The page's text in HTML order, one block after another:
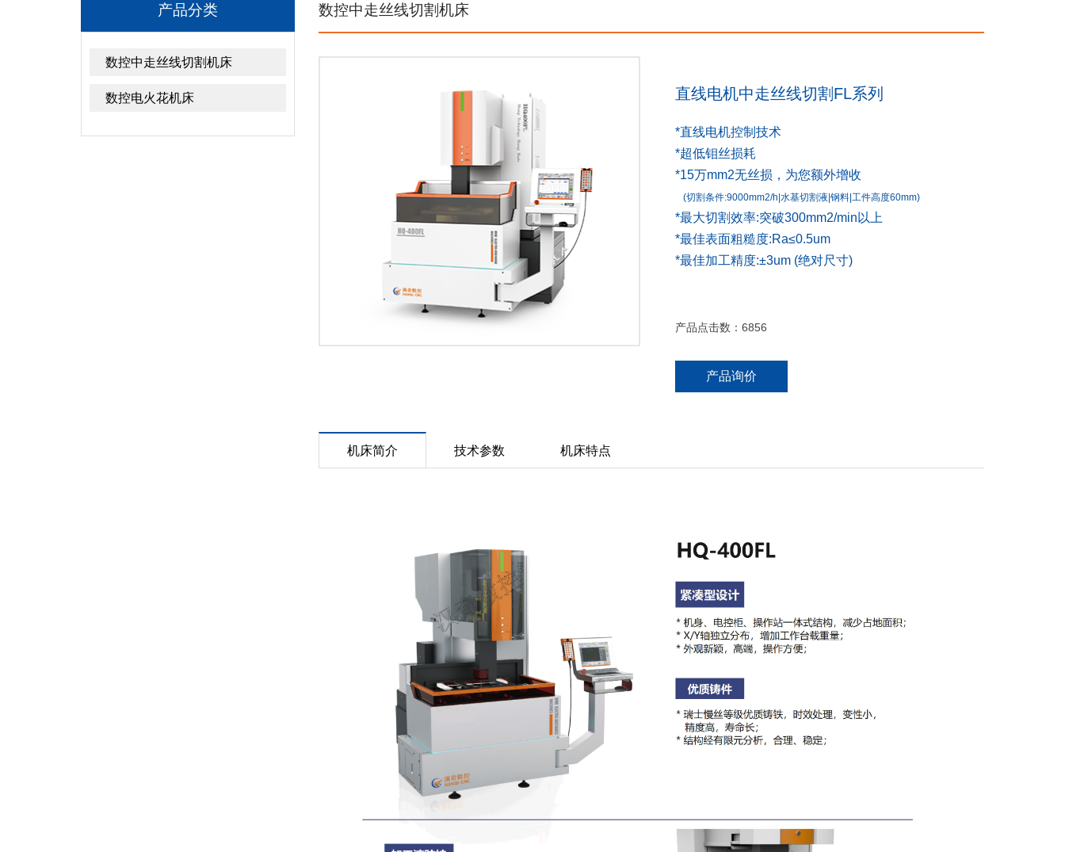
产品分类
数控中走丝线切割机床
数控电火花机床
数控中走丝线切割机床
直线电机中走丝线切割FL系列
*直线电机控制技术
*超低钼丝损耗
*15万mm2无丝损，为您额外增收
(切割条件:9000mm2/h|水基切割液|钢料|工件高度60mm)
*最大切割效率:突破300mm2/min以上
*最佳表面粗糙度:Ra≤0.5um
*最佳加工精度:±3um (绝对尺寸)
产品点击数： 6856
产品询价
机床简介 技术参数 机床特点